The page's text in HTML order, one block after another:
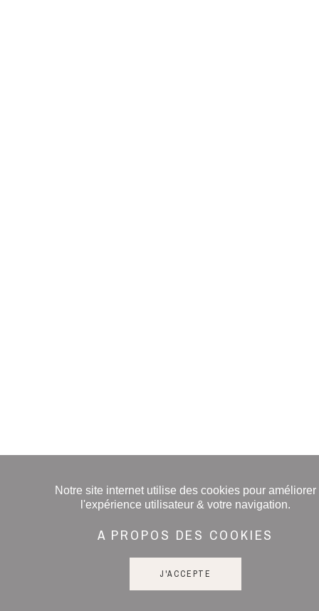
Notre site internet utilise des cookies pour améliorer
l'expérience utilisateur & votre navigation.
A PROPOS DES COOKIES
J'ACCEPTE